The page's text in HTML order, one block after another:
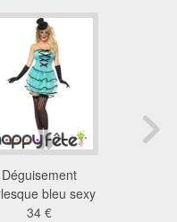
Déguisement
bleu sexy
34 €